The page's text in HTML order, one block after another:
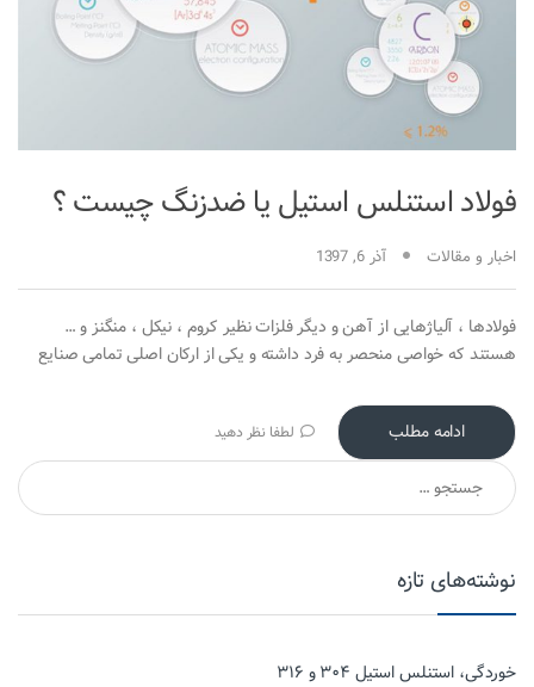
فولاد استنلس استیل یا ضدزنگ چیست ؟
اخبار و مقالات آذر 6, 1397
فولادها ، آلیاژهایی از آهن و دیگر فلزات نظیر کروم ، نیکل ، منگنز و …
هستند که خواصی منحصر به فرد داشته و یکی از ارکان اصلی تمامی صنایع
ادامه مطلب لطفا نظر دهید
جستجو برای:
نوشته‌های تازه
خوردگی، استنلس استیل ۳۰۴ و ۳۱۶